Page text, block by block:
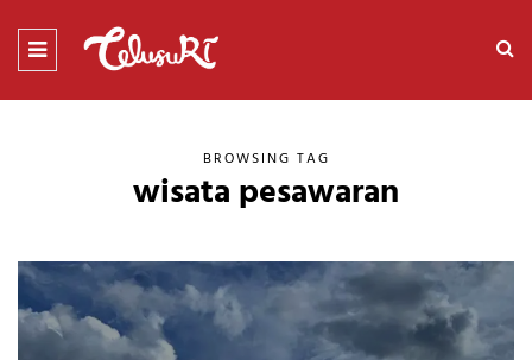
BROWSING TAG
wisata pesawaran